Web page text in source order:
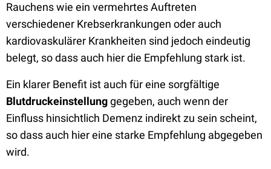
Rauchens wie ein vermehrtes Auftreten
verschiedener Krebserkrankungen oder auch
kardiovaskulärer Krankheiten sind jedoch eindeutig
belegt, so dass auch hier die Empfehlung stark ist.
Ein klarer Benefit ist auch für eine sorgfältige
Blutdruckeinstellunggegeben, auch wenn der
Einfluss hinsichtlich Demenz indirekt zu sein scheint,
so dass auch hier eine starke Empfehlung abgegeben
wird.